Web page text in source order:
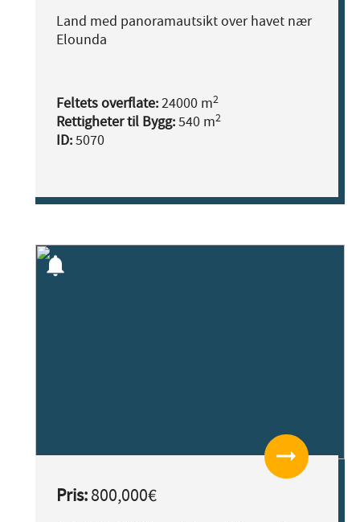
Land med panoramautsikt over havet nær
Elounda
Feltets overflate:24000 m2
Rettigheter til Bygg:540 m2
ID:5070
notifications
arrow_right_alt
Pris:800,000€